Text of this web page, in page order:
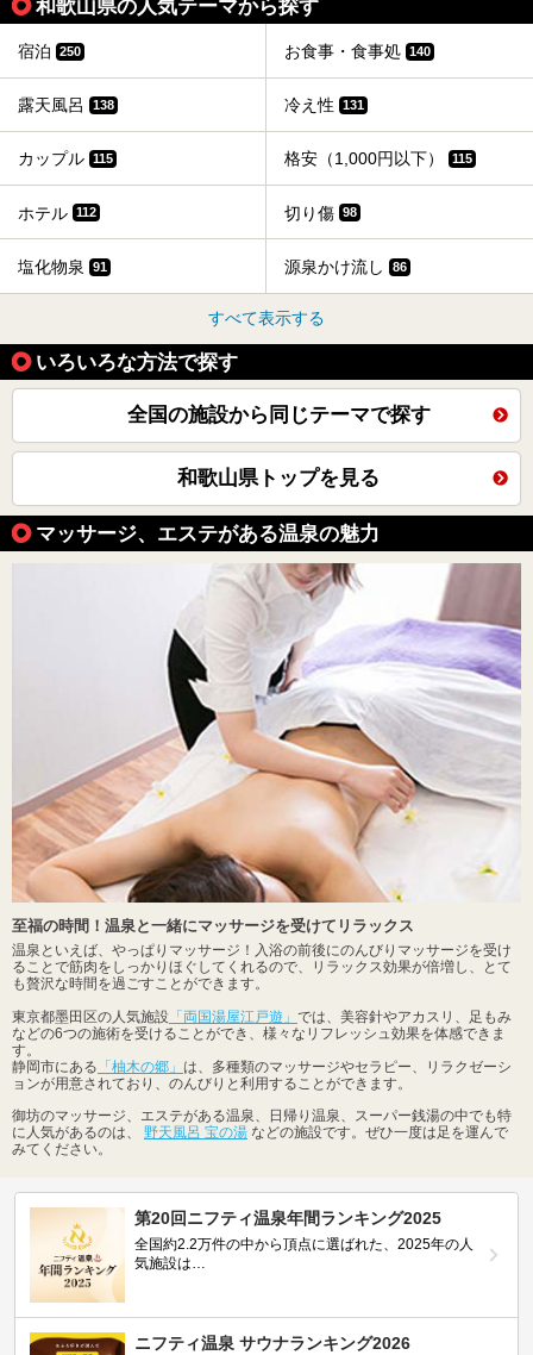
和歌山県の人気テーマから探す
宿泊 250 お食事・食事処 140
露天風呂 138 冷え性 131
カップル 115 格安（1,000円以下） 115
ホテル 112 切り傷 98
塩化物泉 91 源泉かけ流し 86
すべて表示する
いろいろな方法で探す
全国の施設から同じテーマで探す
和歌山県トップを見る
マッサージ、エステがある温泉の魅力
至福の時間！温泉と一緒にマッサージを受けてリラックス
温泉といえば、やっぱりマッサージ！入浴の前後にのんびりマッサージを受け
ることで筋肉をしっかりほぐしてくれるので、リラックス効果が倍増し、とて
も贅沢な時間を過ごすことができます。
東京都墨田区の人気施設 「両国湯屋江戸遊」 では、美容針やアカスリ、足もみ
などの6つの施術を受けることができ、様々なリフレッシュ効果を体感できま
す。
静岡市にある 「柚木の郷」 は、多種類のマッサージやセラピー、リラクゼーシ
ョンが用意されており、のんびりと利用することができます。
御坊のマッサージ、エステがある温泉、日帰り温泉、スーパー銭湯の中でも特
に人気があるのは、 野天風呂 宝の湯 などの施設です。ぜひ一度は足を運んで
みてください。
第20回ニフティ温泉年間ランキング2025
全国約2.2万件の中から頂点に選ばれた、2025年の人
気施設は…
ニフティ温泉 サウナランキング2026